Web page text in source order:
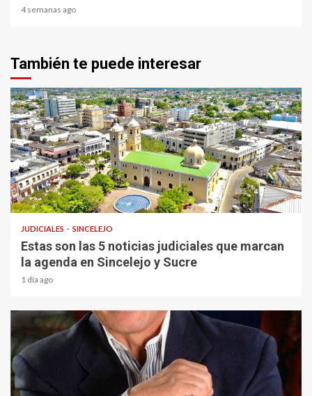
4 semanas ago
También te puede interesar
1 min read
JUDICIALES SINCELEJO
Estas son las 5 noticias judiciales que marcan
la agenda en Sincelejo y Sucre
1 día ago